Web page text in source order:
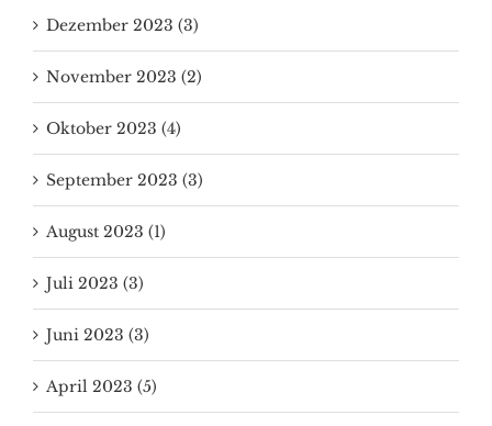
Dezember 2023 (3)
November 2023 (2)
Oktober 2023 (4)
September 2023 (3)
August 2023 (1)
Juli 2023 (3)
Juni 2023 (3)
April 2023 (5)